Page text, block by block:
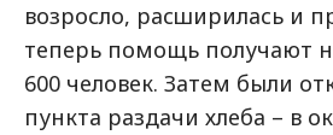
возросло, расширилась и
теперь помощь получают
600 человек. Затем были
пункта раздачи хлеба – в